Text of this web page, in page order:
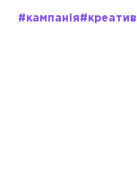
#кампанія#креатив